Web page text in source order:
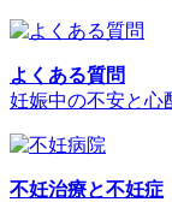
よくある質問
妊娠中の不安と心
不妊治療と不妊症